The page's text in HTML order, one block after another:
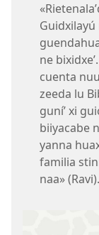
Guidxilayú
ne
cuenta
zeeda lu
guníʼ xi
biiyacabe
yanna
familia
naa» (Ravi).